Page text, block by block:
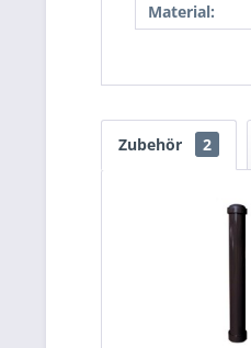
Material:
Zubehör 2